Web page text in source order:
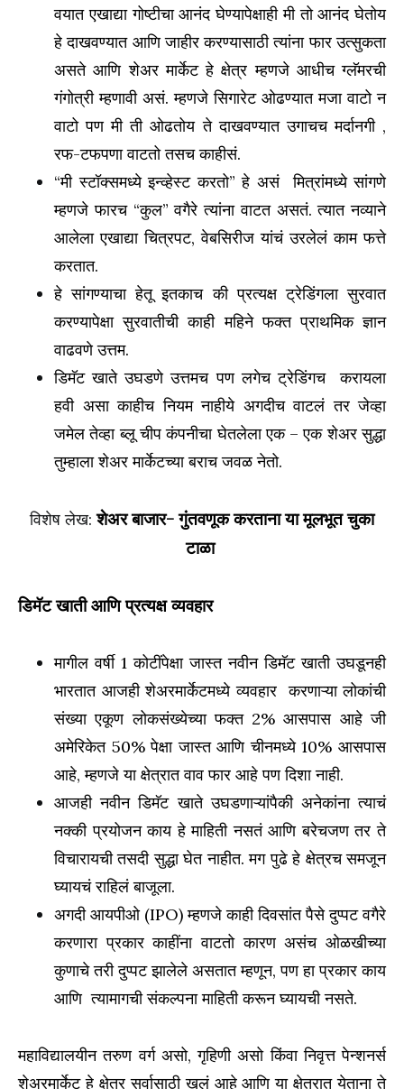
वयात एखाद्या गोष्टीचा आनंद घेण्यापेक्षाही मी तो आनंद घेतोय
हे दाखवण्यात आणि जाहीर करण्यासाठी त्यांना फार उत्सुकता
असते आणि शेअर मार्केट हे क्षेत्र म्हणजे आधीच ग्लॅमरची
गंगोत्री म्हणावी असं. म्हणजे सिगारेट ओढण्यात मजा वाटो न
वाटो पण मी ती ओढतोय ते दाखवण्यात उगाचच मर्दानगी ,
रफ-टफपणा वाटतो तसच काहीसं.
“मी स्टॉक्समध्ये इन्व्हेस्ट करतो” हे असं मित्रांमध्ये सांगणे
म्हणजे फारच “कुल” वगैरे त्यांना वाटत असतं. त्यात नव्याने
आलेला एखाद्या चित्रपट, वेबसिरीज यांचं उरलेलं काम फत्ते
करतात.
हे सांगण्याचा हेतू इतकाच की प्रत्यक्ष ट्रेडिंगला सुरवात
करण्यापेक्षा सुरवातीची काही महिने फक्त प्राथमिक ज्ञान
वाढवणे उत्तम.
डिमॅट खाते उघडणे उत्तमच पण लगेच ट्रेडिंगच करायला
हवी असा काहीच नियम नाहीये अगदीच वाटलं तर जेव्हा
जमेल तेव्हा ब्लू चीप कंपनीचा घेतलेला एक – एक शेअर सुद्धा
तुम्हाला शेअर मार्केटच्या बराच जवळ नेतो.
विशेष लेख:शेअर बाजार- गुंतवणूक करताना या मूलभूत चुका
टाळा
डिमॅट खाती आणि प्रत्यक्ष व्यवहार
मागील वर्षी 1 कोटींपेक्षा जास्त नवीन डिमॅट खाती उघडूनही
भारतात आजही शेअरमार्केटमध्ये व्यवहार करणाऱ्या लोकांची
संख्या एकूण लोकसंख्येच्या फक्त 2% आसपास आहे जी
अमेरिकेत 50% पेक्षा जास्त आणि चीनमध्ये 10% आसपास
आहे, म्हणजे या क्षेत्रात वाव फार आहे पण दिशा नाही.
आजही नवीन डिमॅट खाते उघडणाऱ्यांपैकी अनेकांना त्याचं
नक्की प्रयोजन काय हे माहिती नसतं आणि बरेचजण तर ते
विचारायची तसदी सुद्धा घेत नाहीत. मग पुढे हे क्षेत्रच समजून
घ्यायचं राहिलं बाजूला.
अगदी आयपीओ (IPO) म्हणजे काही दिवसांत पैसे दुप्पट वगैरे
करणारा प्रकार काहींना वाटतो कारण असंच ओळखीच्या
कुणाचे तरी दुप्पट झालेले असतात म्हणून, पण हा प्रकार काय
आणि त्यामागची संकल्पना माहिती करून घ्यायची नसते.
महाविद्यालयीन तरुण वर्ग असो, गृहिणी असो किंवा निवृत्त पेन्शनर्स
शेअरमार्केट हे क्षेत्र सर्वासाठी खुलं आहे आणि या क्षेत्रात येताना ते